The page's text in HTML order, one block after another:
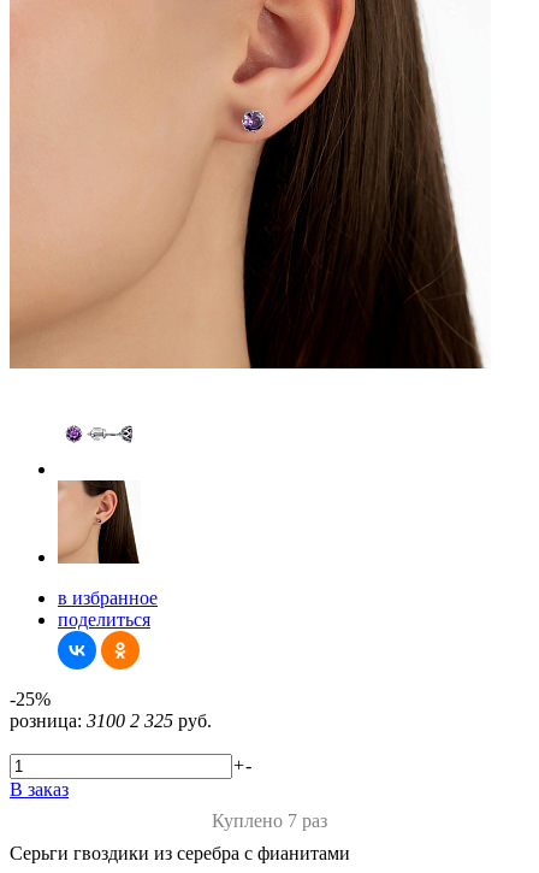
в избранное
поделиться
-25%
розница: 3100 2 325 руб.
+-
В заказ
Куплено 7 раз
Серьги гвоздики из серебра с фианитами